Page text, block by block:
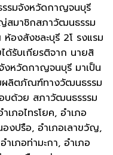
รมจังหวัดกาญจนบุรี
ญ่สมาชิกสภาวัฒนธรรม
งสังชละบุรี 2โ รงแรม
ด้รับเกียรติจาก นายสิ
งหวัดกาญจนบุรี มาเป็น
มผลิตภัณฑ์ทางวัฒนธรรม
บด้วย สภาวัฒนธรรรม
เภอไทรโยค, อำเภอ
งปรือ, อำเภอเลาขวัญ,
เภอท่ามะกา, อำเภอ